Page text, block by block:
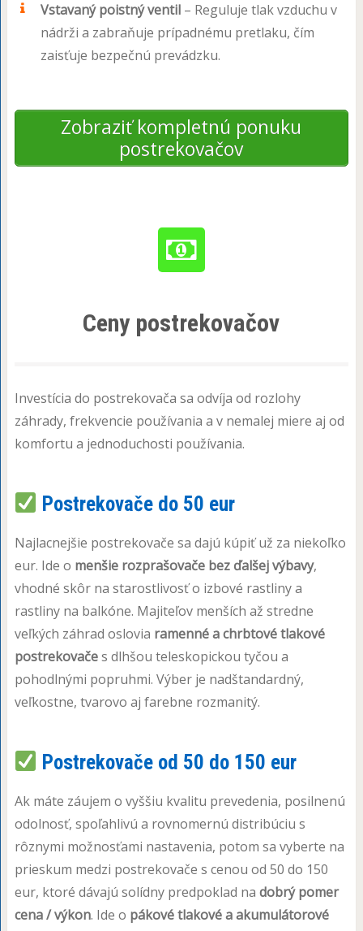
Vstavaný poistný ventil– Reguluje tlak vzduchu v
nádrži a zabraňuje prípadnému pretlaku, čím
zaisťuje bezpečnú prevádzku.
Zobraziť kompletnú ponuku
postrekovačov
Ceny postrekovačov
Investícia do postrekovača sa odvíja od rozlohy
záhrady, frekvencie používania a v nemalej miere aj od
komfortu a jednoduchosti používania.
Postrekovače do 50 eur
Najlacnejšie postrekovače sa dajú kúpiť už za niekoľko
eur. Ide o menšie rozprašovače bez ďalšej výbavy,
vhodné skôr na starostlivosť o izbové rastliny a
rastliny na balkóne. Majiteľov menších až stredne
veľkých záhrad oslovia ramenné a chrbtové tlakové
postrekovačes dlhšou teleskopickou tyčou a
pohodlnými popruhmi. Výber je nadštandardný,
veľkostne, tvarovo aj farebne rozmanitý.
Postrekovače od 50 do 150 eur
Ak máte záujem o vyššiu kvalitu prevedenia, posilnenú
odolnosť, spoľahlivú a rovnomernú distribúciu s
rôznymi možnosťami nastavenia, potom sa vyberte na
prieskum medzi postrekovače s cenou od 50 do 150
eur, ktoré dávajú solídny predpoklad na dobrý pomer
cena / výkon. Ide o pákové tlakové a akumulátorové